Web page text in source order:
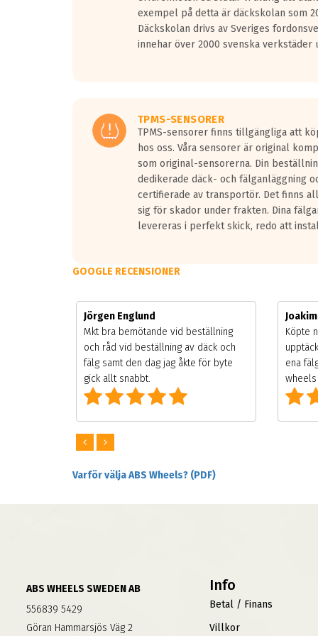
Vid körning i över 50km/h brukar
På däckmärkningen kommer det finnas en
medans de vita vågorna påvisar om det är ett tyst
Ett däck med tre svarta vågor uppnår de
exempel på detta är däckskolan som
Däckskolan drivs av Sveriges
innehar över 2000 svenska verkstäder
TPMS-SENSORER
TPMS-sensorer finns tillgängliga att
hos oss. Våra sensorer är original
som original-sensorerna. Din
dedikerade däck- och fälganläggning
certifierade av transportör. Det finns
sig för skador under frakten. Dina
levereras i perfekt skick, redo att
GOOGLE RECENSIONER
Jörgen Englund
Mkt bra bemötande vid beställning
och råd vid beställning av däck och
fälg samt den dag jag åkte för byte
gick allt snabbt.
Köpte
ena
Varför välja ABS Wheels? (PDF)
ABS WHEELS SWEDEN AB
556839 5429
Göran Hammarsjös Väg 2
Info
Betal / Finans
Villkor